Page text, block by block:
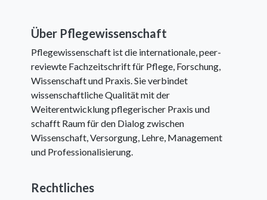
Über Pflegewissenschaft
Pflegewissenschaft ist die internationale, peer-
reviewte Fachzeitschrift für Pflege, Forschung,
Wissenschaft und Praxis. Sie verbindet
wissenschaftliche Qualität mit der
Weiterentwicklung pflegerischer Praxis und
schafft Raum für den Dialog zwischen
Wissenschaft, Versorgung, Lehre, Management
und Professionalisierung.
Rechtliches